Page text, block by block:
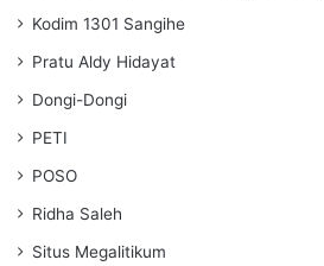
Kodim 1301 Sangihe
Pratu Aldy Hidayat
Dongi-Dongi
PETI
POSO
Ridha Saleh
Situs Megalitikum